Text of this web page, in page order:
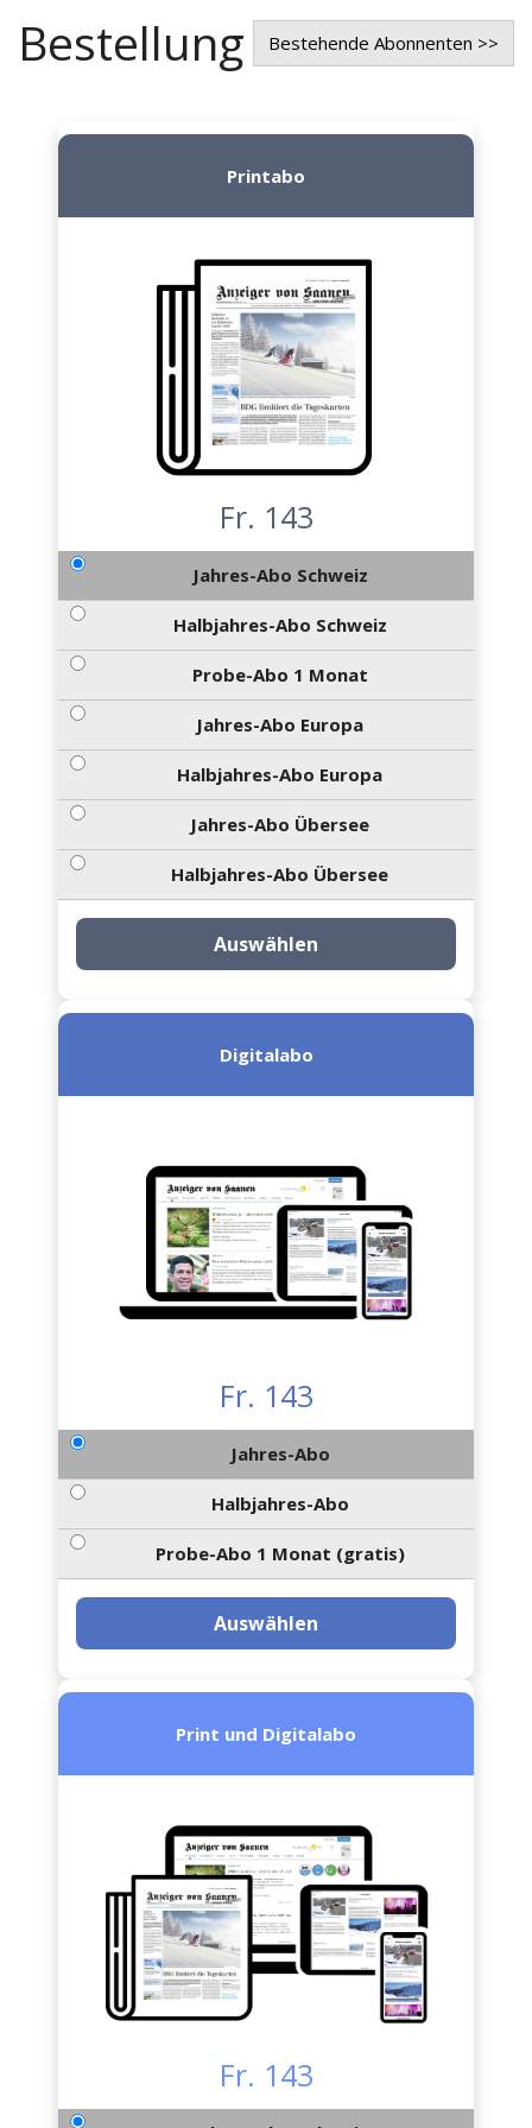
Bestellung Bestehende Abonnenten >>
Printabo
Fr. 143
Jahres-Abo Schweiz
Halbjahres-Abo Schweiz
Probe-Abo 1 Monat
Jahres-Abo Europa
Halbjahres-Abo Europa
Jahres-Abo Übersee
Halbjahres-Abo Übersee
Auswählen
Digitalabo
Fr. 143
Jahres-Abo
Halbjahres-Abo
Probe-Abo 1 Monat (gratis)
Auswählen
Print und Digitalabo
Fr. 143